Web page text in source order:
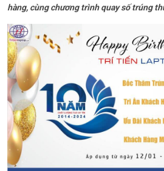
hàng, cùng chương trình quay số trúng